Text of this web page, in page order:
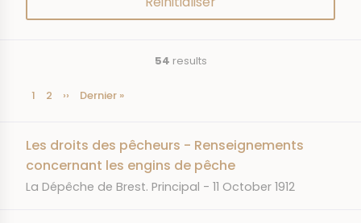
54 results
Pagination
Current
1 Page
2
Next
››
Last
Dernier »
Les droits des pêcheurs - Renseignements
concernant les engins de pêche
JOURNAL
La Dépêche de Brest. Principal DATE
11 October 1912